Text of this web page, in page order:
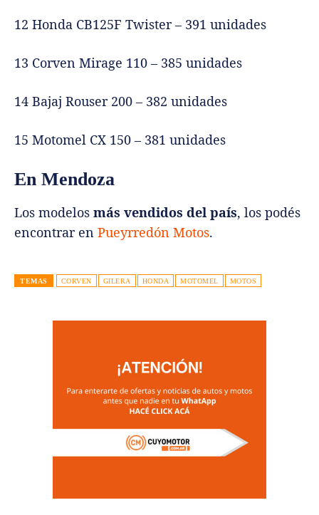
12 Honda CB125F Twister – 391 unidades
13 Corven Mirage 110 – 385 unidades
14 Bajaj Rouser 200 – 382 unidades
15 Motomel CX 150 – 381 unidades
En Mendoza
Los modelos más vendidos del país, los podés
encontrar en Pueyrredón Motos.
TEMAS CORVEN GILERA HONDA MOTOMEL MOTOS